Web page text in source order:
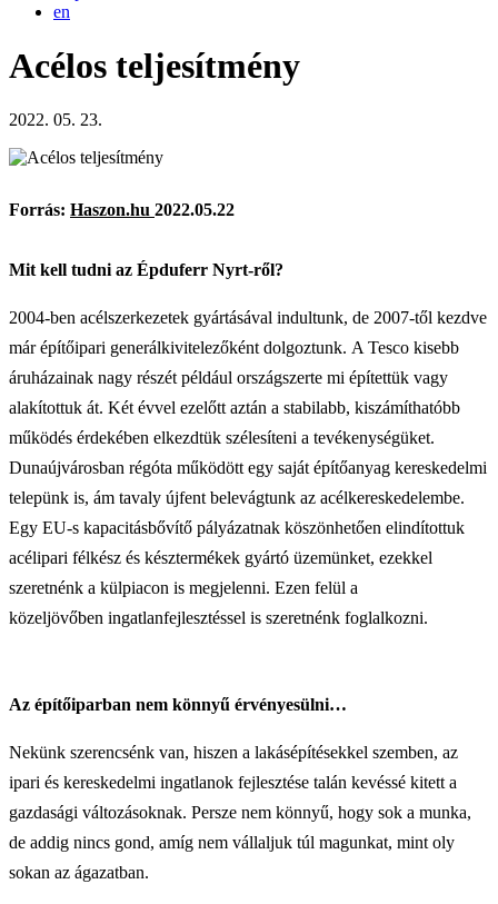
en
Acélos teljesítmény
2022. 05. 23.
Forrás: Haszon.hu 2022.05.22
Mit kell tudni az Épduferr Nyrt-ről?
2004-ben acélszerkezetek gyártásával indultunk, de 2007-től kezdve
már építőipari generálkivitelezőként dolgoztunk. A Tesco kisebb
áruházainak nagy részét például országszerte mi építettük vagy
alakítottuk át. Két évvel ezelőtt aztán a stabilabb, kiszámíthatóbb
működés érdekében elkezdtük szélesíteni a tevékenységüket.
Dunaújvárosban régóta működött egy saját építőanyag kereskedelmi
telepünk is, ám tavaly újfent belevágtunk az acélkereskedelembe.
Egy EU-s kapacitásbővítő pályázatnak köszönhetően elindítottuk
acélipari félkész és késztermékek gyártó üzemünket, ezekkel
szeretnénk a külpiacon is megjelenni. Ezen felül a
közeljövőben ingatlanfejlesztéssel is szeretnénk foglalkozni.
Az építőiparban nem könnyű érvényesülni…
Nekünk szerencsénk van, hiszen a lakásépítésekkel szemben, az
ipari és kereskedelmi ingatlanok fejlesztése talán kevéssé kitett a
gazdasági változásoknak. Persze nem könnyű, hogy sok a munka,
de addig nincs gond, amíg nem vállaljuk túl magunkat, mint oly
sokan az ágazatban.